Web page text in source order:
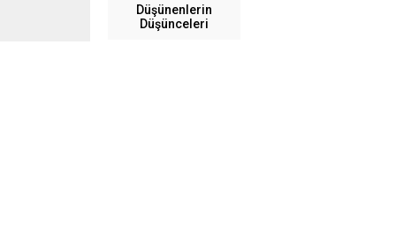
Düşünenlerin
Düşünceleri